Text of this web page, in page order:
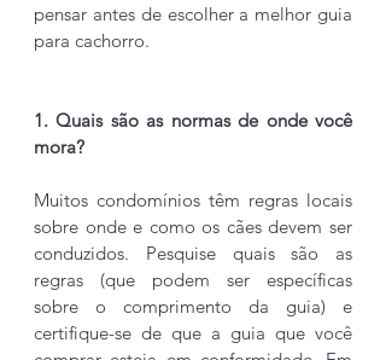
pensar antes de escolher a melhor guia
para cachorro.
1. Quais são as normas de onde você
mora?
Muitos condomínios têm regras locais
sobre onde e como os cães devem ser
conduzidos. Pesquise quais são as
regras (que podem ser específicas
sobre o comprimento da guia) e
certifique-se de que a guia que você